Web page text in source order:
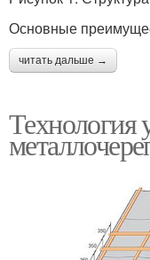
Основные
читать дальше →
Технология